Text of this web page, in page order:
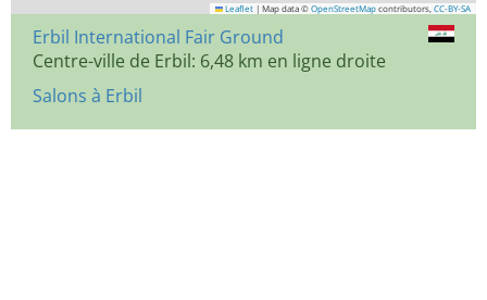
Leaflet | Map data © OpenStreetMap contributors, CC-BY-SA
Erbil International Fair Ground
Centre-ville de Erbil: 6,48 km en ligne droite
Salons à Erbil